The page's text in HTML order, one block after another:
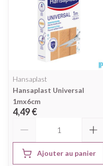
Hansaplast
Hansaplast Universal
1mx6cm
4,49 €
Ajouter au panier